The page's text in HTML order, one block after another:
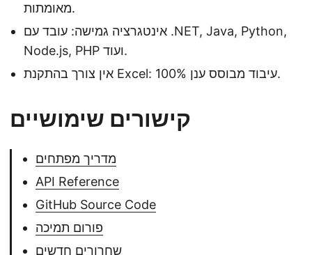
מאומתות.
אינטגרציה גמישה: עובד עם .NET, Java, Python,
Node.js, PHP ועוד.
אין צורך בהתקנת Excel: עיבוד מבוסס ענן 100%.
קישורים שימושיים
מדריך מפתחים
API Reference
GitHub Source Code
פורום תמיכה
שחרורים חדשים